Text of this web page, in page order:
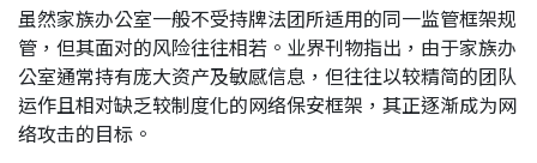
虽然家族办公室一般不受持牌法团所适用的同一监管框架规
管，但其面对的风险往往相若。业界刊物指出，由于家族办
公室通常持有庞大资产及敏感信息，但往往以较精简的团队
运作且相对缺乏较制度化的网络保安框架，其正逐渐成为网
络攻击的目标。